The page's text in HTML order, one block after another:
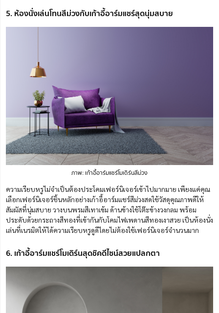
5. ห้องนั่งเล่นโทนสีม่วงกับเก้าอี้อาร์มแชร์สุดนุ่มสบาย
ภาพ: เก้าอี้อาร์มแชร์โมเดิร์นสีม่วง
ความเรียบหรูไม่จำเป็นต้องประโคมเฟอร์นิเจอร์เข้าไปมากมาย เพียงแค่คุณ
เลือกเฟอร์นิเจอร์ชิ้นหลักอย่างเก้าอี้อาร์มแชร์สีม่วงสดใช้วัสดุคุณภาพดีให้
สัมผัสที่นุ่มสบาย วางบนพรมสีเทาเข้ม ด้านข้างใช้โต๊ะข้างวงกลม พร้อม
ประดับด้วยกระถางสีทองที่เข้ากันกับโคมไฟเพดานสีทองเงาสวย เป็นห้องนั่ง
เล่นที่เนรมิตให้ได้ความเรียบหรูดูดีไดยไม่ต้องใช้เฟอร์นิเจอร์จำนวนมาก
6. เก้าอี้อาร์มแชร์โมเดิร์นสุดชิคดีไซน์สวยแปลกตา